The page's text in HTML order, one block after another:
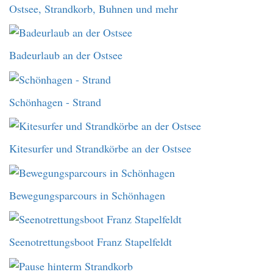
Ostsee, Strandkorb, Buhnen und mehr
Badeurlaub an der Ostsee
Schönhagen - Strand
Kitesurfer und Strandkörbe an der Ostsee
Bewegungsparcours in Schönhagen
Seenotrettungsboot Franz Stapelfeldt